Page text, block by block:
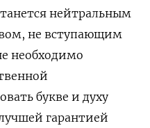
нейтральным
не вступающим
необходимо
букве и духу
гарантией